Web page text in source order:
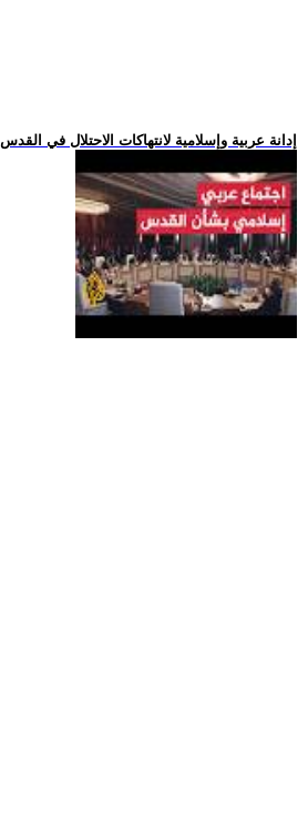
.. إدانة عربية وإسلامية لانتهاكات الاحتلال في القدس